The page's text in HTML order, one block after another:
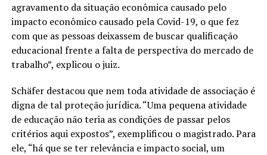
agravamento da situação econômica causado pelo
impacto econômico causado pela Covid-19, o que fez
com que as pessoas deixassem de buscar qualificação
educacional frente a falta de perspectiva do mercado de
trabalho”, explicou o juiz.
Schäfer destacou que nem toda atividade de associação é
digna de tal proteção jurídica. “Uma pequena atividade
de educação não teria as condições de passar pelos
critérios aqui expostos”, exemplificou o magistrado. Para
ele, “há que se ter relevância e impacto social, um